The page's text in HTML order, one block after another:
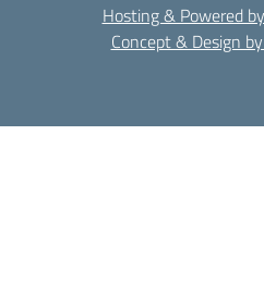
Hosting & Powered
Concept & Design